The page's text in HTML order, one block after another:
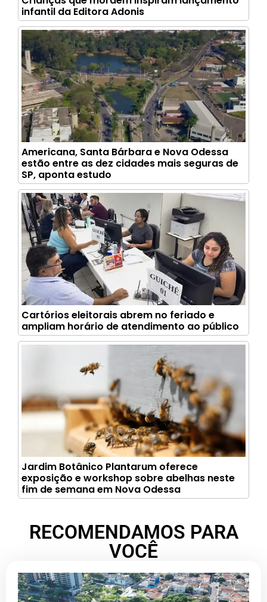
infantil da Editora Adonis
Americana, Santa Bárbara e Nova Odessa
estão entre as dez cidades mais seguras de
SP, aponta estudo
Cartórios eleitorais abrem no feriado e
ampliam horário de atendimento ao público
Jardim Botânico Plantarum oferece
exposição e workshop sobre abelhas neste
fim de semana em Nova Odessa
RECOMENDAMOS PARA
VOCÊ